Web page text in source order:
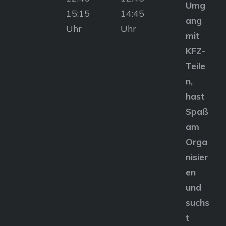
15:15
Uhr
14:45
Uhr
Umg
ang
mit
KFZ-
Teile
n,
hast
Spaß
am
Orga
nisier
en
und
suchs
t